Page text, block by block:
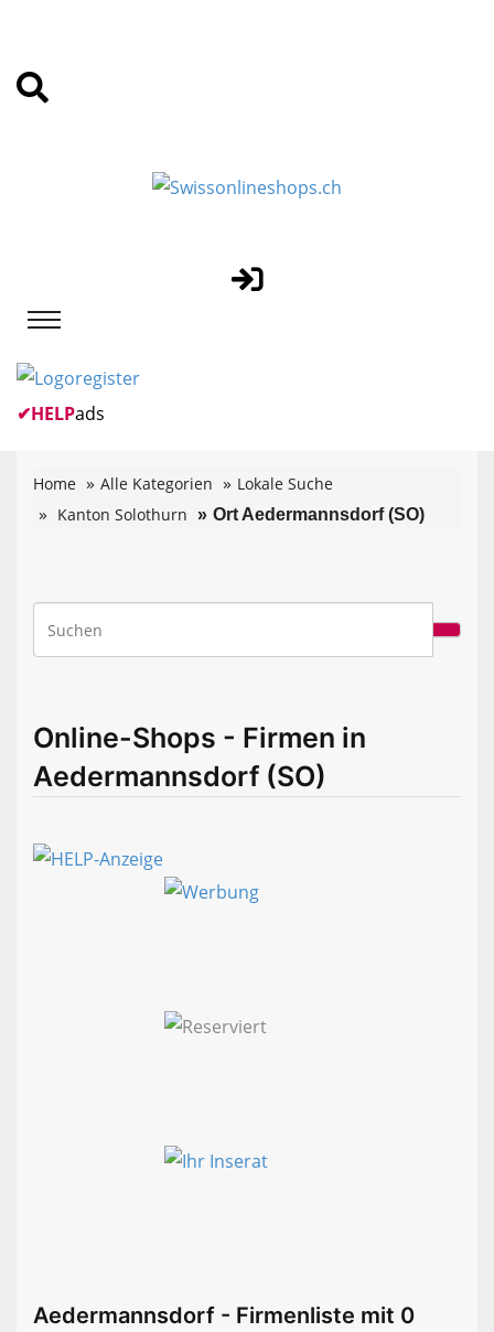
✔HELPads
Home Alle Kategorien
Lokale Suche
Kanton Solothurn
Ort Aedermannsdorf (SO)
Online-Shops - Firmen in
Aedermannsdorf (SO)
Aedermannsdorf - Firmenliste mit 0